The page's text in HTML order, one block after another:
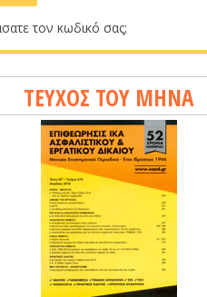
τον κωδικό σας;
ΤΕΥΧΟΣ ΤΟΥ ΜΗΝΑ